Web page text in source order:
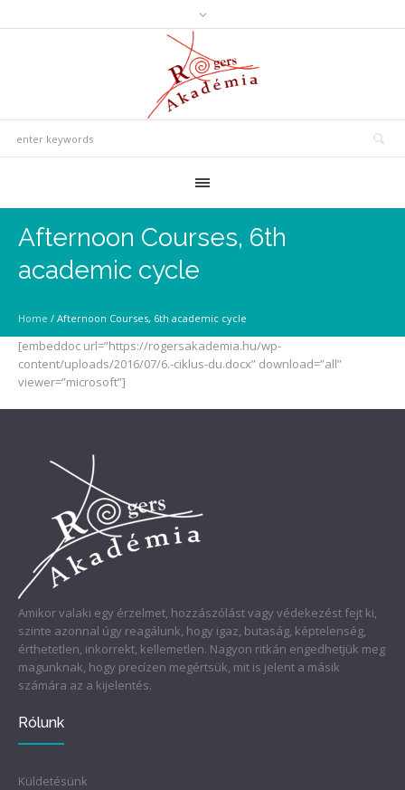
Afternoon Courses, 6th
academic cycle
Home / Afternoon Courses, 6th academic cycle
[embeddoc url=”https://rogersakademia.hu/wp-
content/uploads/2016/07/6.-ciklus-du.docx” download=”all”
viewer=”microsoft”]
Amikor valaki egy érzelmet, hozzászólást vagy védekezést fejt ki,
szinte azonnal úgy reagálunk, hogy igaz, butaság, képtelenség,
érthetetlen, inkorrekt, kellemetlen. Nagyon ritkán engedhetjük meg
magunknak, hogy precízen megértsük, mit is jelent a másik
számára az a kijelentés.
Rólunk
Küldetésünk